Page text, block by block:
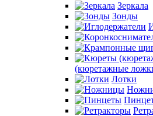
Зеркала
Зонды
(кюретажные
Лотки